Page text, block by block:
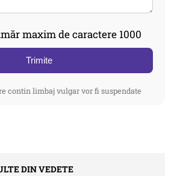
maxim de caractere 1000
Trimite
contin limbaj vulgar vor fi suspendate
DIN VEDETE